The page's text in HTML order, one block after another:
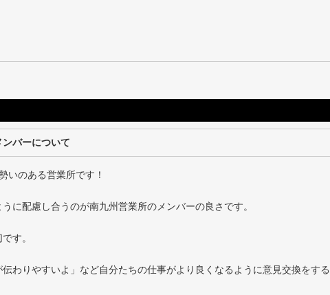
バーについて
いのある営業所です！
に配慮し合うのが南九州営業所のメンバーの良さです。
す。
わりやすいよ」など自分たちの仕事がより良くなるように意見交換をす